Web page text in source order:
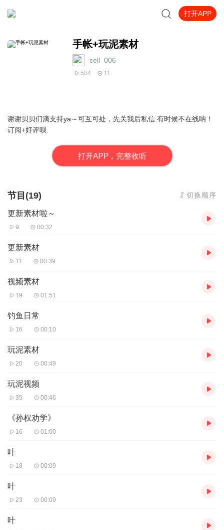
打开APP
手帐+玩泥素材
cell_006
504 11
谢谢贝贝们滴支持ya～可互可处，先关我后私信.有时候不在线呐！
订阅+好评呗.
打开APP，完整收听
节目(19) 切换顺序
更新素材啦～
9 00:32
更新素材
11 00:39
视频素材
19 01:51
钓鱼日常
16 00:10
玩泥素材
20 00:49
玩泥视频
35 00:46
《孙权劝学》
16 01:00
叶
18 00:09
叶
23 00:09
叶